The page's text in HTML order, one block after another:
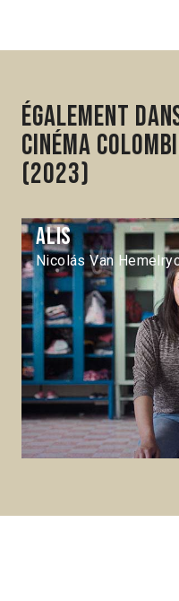
Également
Cinéma
(2023)
Alis
Nicolás Van